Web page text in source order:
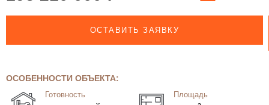
ОСТАВИТЬ ЗАЯВКУ
ОСОБЕННОСТИ ОБЪЕКТА:
Готовность Площадь